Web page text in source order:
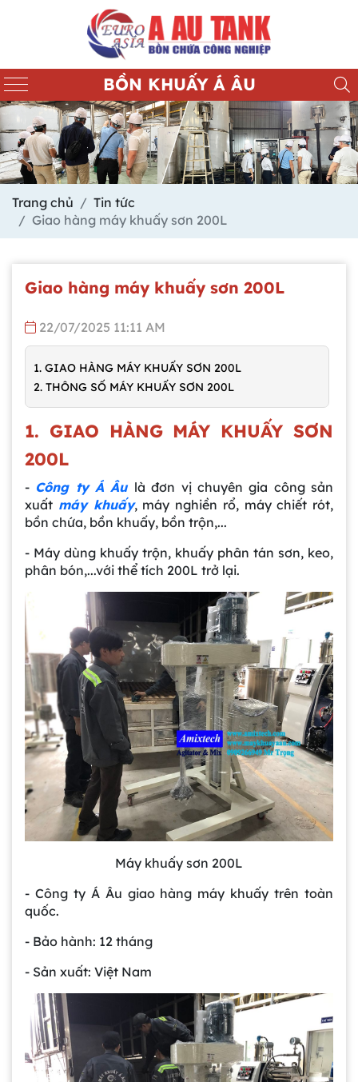
BỒN KHUẤY Á ÂU
Trang chủ
Tin tức
Giao hàng máy khuấy sơn 200L
Giao hàng máy khuấy sơn 200L
22/07/2025 11:11 AM
1. GIAO HÀNG MÁY KHUẤY SƠN 200L
2. THÔNG SỐ MÁY KHUẤY SƠN 200L
1. GIAO HÀNG MÁY KHUẤY SƠN
200L
- Công ty Á Âu là đơn vị chuyên gia công sản
xuất máy khuấy, máy nghiền rổ, máy chiết rót,
bồn chứa, bồn khuấy, bồn trộn,...
- Máy dùng khuấy trộn, khuấy phân tán sơn, keo,
phân bón,...với thể tích 200L trở lại.
Máy khuấy sơn 200L
- Công ty Á Âu giao hàng máy khuấy trên toàn
quốc.
- Bảo hành: 12 tháng
- Sản xuất: Việt Nam